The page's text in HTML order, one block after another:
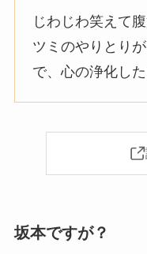
じわじわ笑えて
ツミのやりとり
で、心の浄化し
坂本ですが？